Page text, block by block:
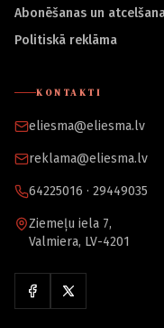
Abonēšanas un
Politiskā reklāma
KONTAKTI
eliesma@eliesma.lv
reklama@eliesma.lv
64225016 · 29449035
Ziemeļu iela 7,
Valmiera, LV-4201